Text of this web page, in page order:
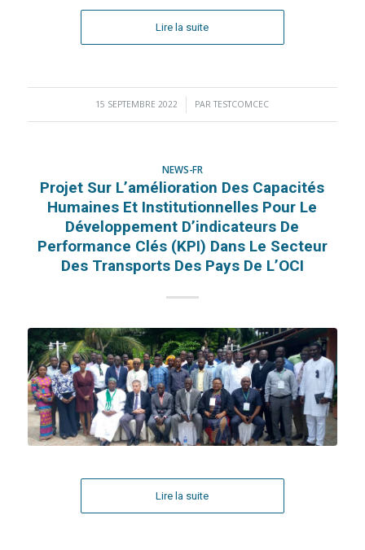
Lire la suite
15 SEPTEMBRE 2022
/ PARTESTCOMCEC
NEWS-FR
Projet Sur L’amélioration Des Capacités
Humaines Et Institutionnelles Pour Le
Développement D’indicateurs De
Performance Clés (KPI) Dans Le Secteur
Des Transports Des Pays De L’OCI
Lire la suite